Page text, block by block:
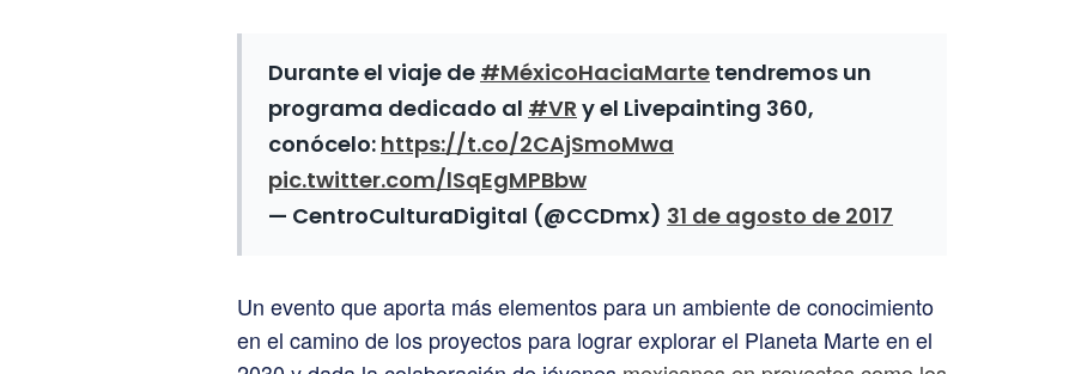
Durante el viaje de #MéxicoHaciaMarte tendremos un
programa dedicado al #VR y el Livepainting 360,
conócelo: https://t.co/2CAjSmoMwa
pic.twitter.com/lSqEgMPBbw
— CentroCulturaDigital (@CCDmx) 31 de agosto de 2017
Un evento que aporta más elementos para un ambiente de conocimiento
en el camino de los proyectos para lograr explorar el Planeta Marte en el